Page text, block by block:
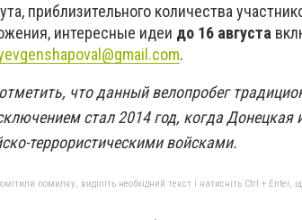
приблизительного количества
интересные идеи до 16 августа
.
что данный велопробег
стал 2014 год, когда Донецкая
террористическими войсками.
помилку, виділіть необхідний текст і натисніть Ctrl + Enter,